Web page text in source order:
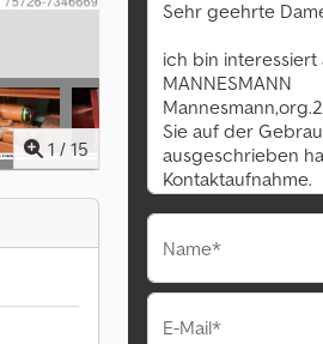
1 / 15
Name*
E-Mail*